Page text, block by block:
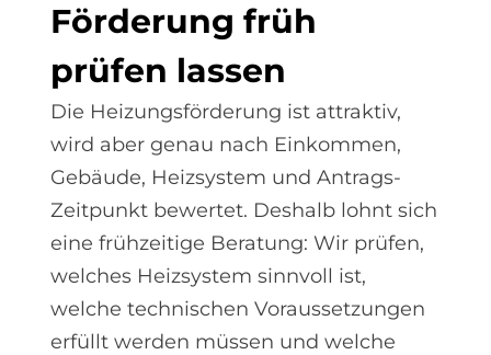
För­de­rung früh
prü­fen las­sen
Die Heizungsförderung ist attraktiv,
wird aber genau nach Einkommen,
Gebäude, Heizsystem und Antrags-
Zeitpunkt bewertet. Deshalb lohnt sich
eine frühzeitige Beratung: Wir prüfen,
welches Heizsystem sinnvoll ist,
welche technischen Voraussetzungen
erfüllt werden müssen und welche